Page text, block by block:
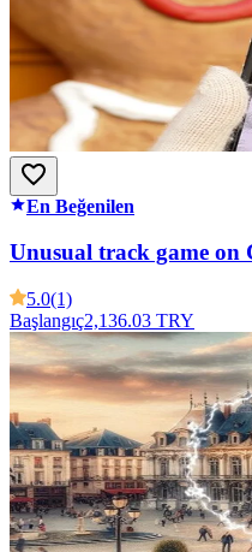
En Beğenilen
Unusual track game on
5.0(1)
Başlangıç2,136.03 TRY